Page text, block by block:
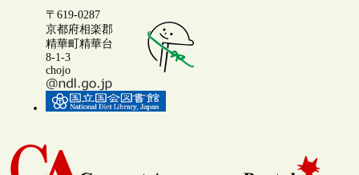
〒619-0287
京都府相楽郡
精華町精華台
8-1-3
chojo